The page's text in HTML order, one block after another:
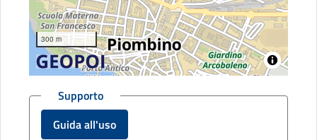
300 m
Supporto
Guida all'uso